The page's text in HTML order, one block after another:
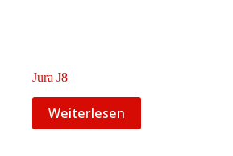
Jura J8
Weiterlesen